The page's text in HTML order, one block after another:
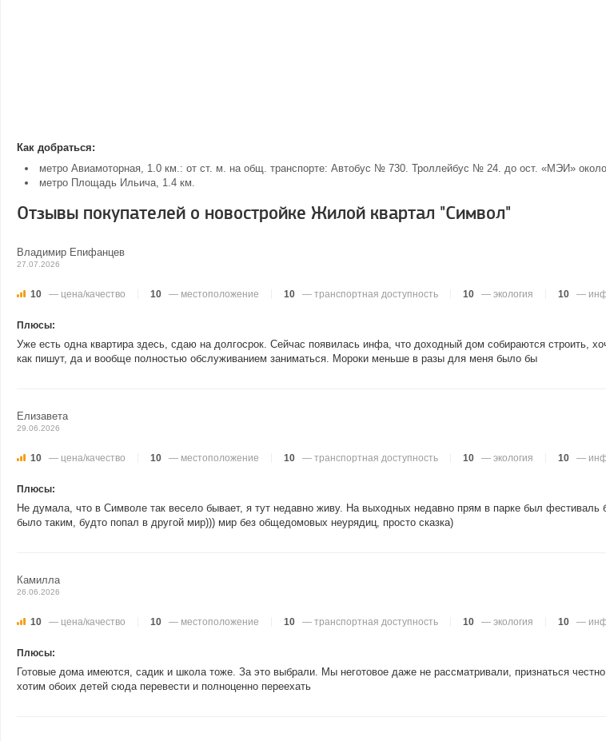
Как добраться:
метро Авиамоторная, 1.0 км.: от ст. м. на общ. транспорте: Автобус № 730. Троллейбус № 24. до ост. «МЭИ»
метро Площадь Ильича, 1.4 км.
Отзывы покупателей о новостройке Жилой квартал "Символ"
Владимир Епифанцев
27.07.2026
10 — цена/качество 10 — местоположение 10 — транспортная доступность 10 — экология 10 —
Плюсы:
Уже есть одна квартира здесь, сдаю на долгосрок. Сейчас появилась инфа, что доходный дом собираются строить,
как пишут, да и вообще полностью обслуживанием заниматься. Мороки меньше в разы для меня было бы
Елизавета
29.06.2026
10 — цена/качество 10 — местоположение 10 — транспортная доступность 10 — экология 10 —
Плюсы:
Не думала, что в Символе так весело бывает, я тут недавно живу. На выходных недавно прям в парке был
было таким, будто попал в другой мир))) мир без общедомовых неурядиц, просто сказка)
Камилла
26.06.2026
10 — цена/качество 10 — местоположение 10 — транспортная доступность 10 — экология 10 —
Плюсы:
Готовые дома имеются, садик и школа тоже. За это выбрали. Мы неготовое даже не рассматривали, признаться
хотим обоих детей сюда перевести и полноценно переехать